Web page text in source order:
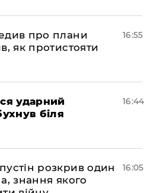
про плани
як протистояти
16:55
ударний
біля
16:44
розкрив один
знання якого
16:05